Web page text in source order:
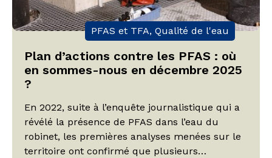
PFAS et TFA, Qualité de l'eau
Plan d’actions contre les PFAS : où
en sommes-nous en décembre 2025
?
En 2022, suite à l’enquête journalistique qui a
révélé la présence de PFAS dans l’eau du
robinet, les premières analyses menées sur le
territoire ont confirmé que plusieurs